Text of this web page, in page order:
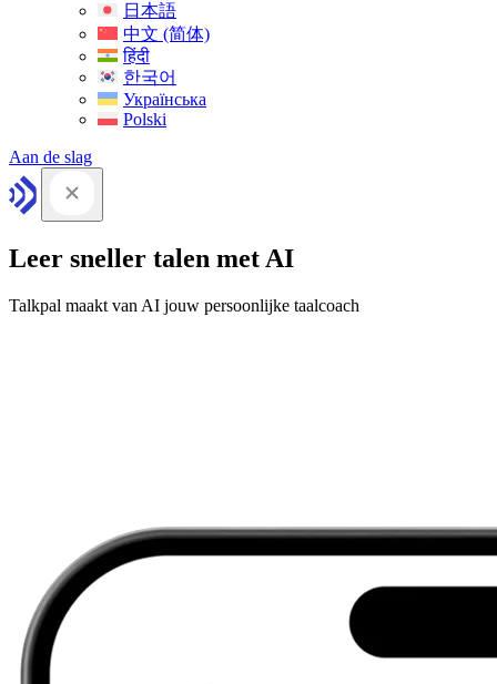
日本語
中文 (简体)
हिंदी
한국어
Українська
Polski
Aan de slag
Leer sneller talen met AI
Talkpal maakt van AI jouw persoonlijke taalcoach